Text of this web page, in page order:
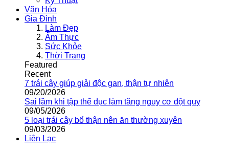
Văn Hóa
Gia Đình
Làm Đẹp
Ẩm Thực
Sức Khỏe
Thời Trang
Featured
Recent
7 trái cây giúp giải độc gan, thận tự nhiên
09/20/2026
Sai lầm khi tập thể dục làm tăng nguy cơ đột quỵ
09/05/2026
5 loại trái cây bổ thận nên ăn thường xuyên
09/03/2026
Liên Lạc